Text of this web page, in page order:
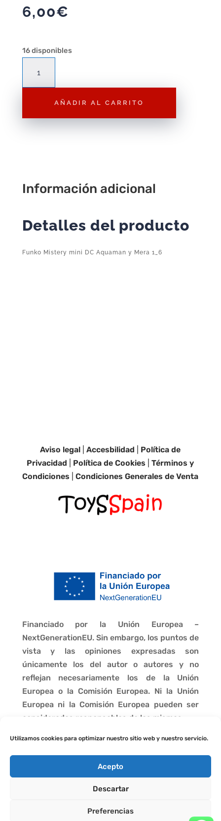
Utilizamos cookies para optimizar nuestro sitio web y nuestro servicio.
Acepto
Descartar
Preferencias
6,00€
16 disponibles
Mistery
mini
AÑADIR AL CARRITO
Información adicional
Detalles del producto
Funko Mistery mini DC Aquaman y Mera 1_6
Aviso legal |Accesbilidad
Política de
Privacidad
Política de Cookies |Términos y
Condiciones |Condiciones Generales de Venta
Financiado por la Unión Europea –
NextGenerationEU. Sin embargo, los puntos de
vista y las opiniones expresadas son
únicamente los del autor o autores y no
reflejan necesariamente los de la Unión
Europea o la Comisión Europea. Ni la Unión
Europea ni la Comisión Europea pueden ser
consideradas responsables de las mismas.